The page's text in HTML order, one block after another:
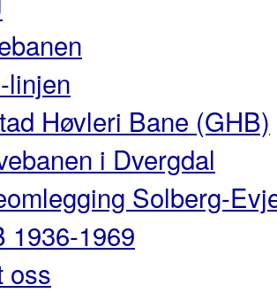
linjen
Høvleri Bane (GHB)
i Dvergdal
Solberg-
1936-1969
oss